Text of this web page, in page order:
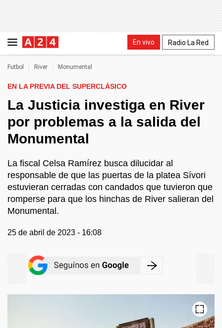
En vivo Radio La Red
Futbol River Monumental
EN LA PREVIA DEL SUPERCLÁSICO
La Justicia investiga en River
por problemas a la salida del
Monumental
La fiscal Celsa Ramírez busca dilucidar al
responsable de que las puertas de la platea Sívori
estuvieran cerradas con candados que tuvieron que
romperse para que los hinchas de River salieran del
Monumental.
25 de abril de 2023 - 16:08